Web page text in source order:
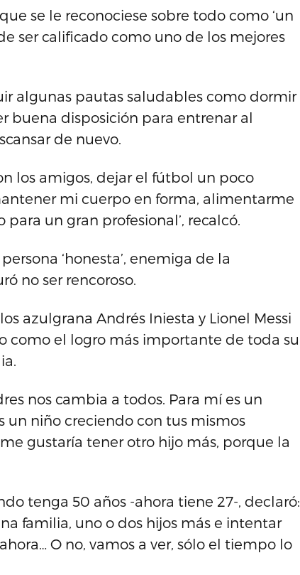
se le reconociese sobre todo como ‘un
ser calificado como uno de los mejores
algunas pautas saludables como dormir
buena disposición para entrenar al
de nuevo.
los amigos, dejar el fútbol un poco
mi cuerpo en forma, alimentarme
un gran profesional’, recalcó.
‘honesta’, enemiga de la
no ser rencoroso.
azulgrana Andrés Iniesta y Lionel Messi
como el logro más importante de toda su
nos cambia a todos. Para mí es un
un niño creciendo con tus mismos
gustaría tener otro hijo más, porque la
tenga 50 años -ahora tiene 27-, declaró:
familia, uno o dos hijos más e intentar
O no, vamos a ver, sólo el tiempo lo